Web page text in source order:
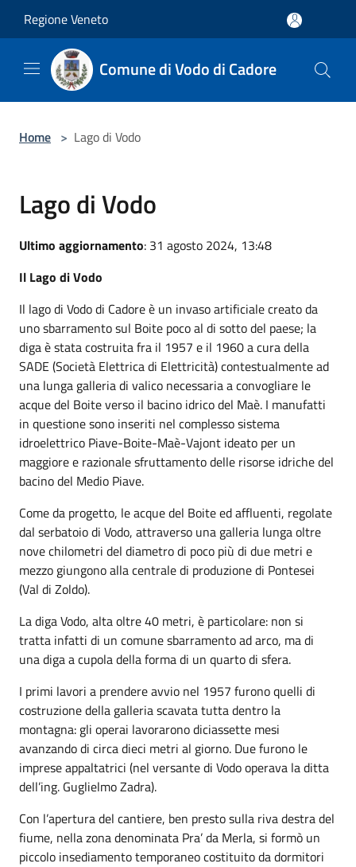
Regione Veneto
Comune di Vodo di Cadore
Home > Lago di Vodo
Lago di Vodo
Ultimo aggiornamento: 31 agosto 2024, 13:48
Il Lago di Vodo
Il lago di Vodo di Cadore è un invaso artificiale creato da
uno sbarramento sul Boite poco al di sotto del paese; la
diga è stata costruita fra il 1957 e il 1960 a cura della
SADE (Società Elettrica di Elettricità) contestualmente ad
una lunga galleria di valico necessaria a convogliare le
acque del Boite verso il bacino idrico del Maè. I manufatti
in questione sono inseriti nel complesso sistema
idroelettrico Piave-Boite-Maè-Vajont ideato per un
maggiore e razionale sfruttamento delle risorse idriche del
bacino del Medio Piave.
Come da progetto, le acque del Boite ed affluenti, regolate
dal serbatoio di Vodo, attraverso una galleria lunga oltre
nove chilometri del diametro di poco più di due metri e
mezzo giungono alla centrale di produzione di Pontesei
(Val di Zoldo).
La diga Vodo, alta oltre 40 metri, è particolare: non si
tratta infatti di un comune sbarramento ad arco, ma di
una diga a cupola della forma di un quarto di sfera.
I primi lavori a prendere avvio nel 1957 furono quelli di
costruzione della galleria scavata tutta dentro la
montagna: gli operai lavorarono diciassette mesi
avanzando di circa dieci metri al giorno. Due furono le
imprese appaltatrici (nel versante di Vodo operava la ditta
dell’ing. Guglielmo Zadra).
Con l’apertura del cantiere, ben presto sulla riva destra del
fiume, nella zona denominata Pra’ da Merla, si formò un
piccolo insediamento temporaneo costituito da dormitori